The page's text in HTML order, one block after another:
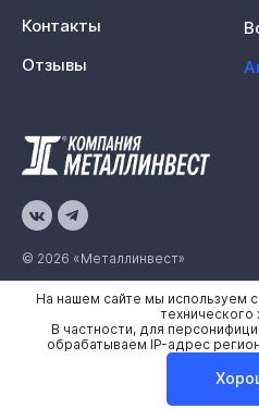
© 2026 «Металлинвест»
Политика конфиденциальности
Карта сайта
Контакты
Отзывы
На нашем сайте мы используем
технического
В частности, для
обрабатываем IP-адрес